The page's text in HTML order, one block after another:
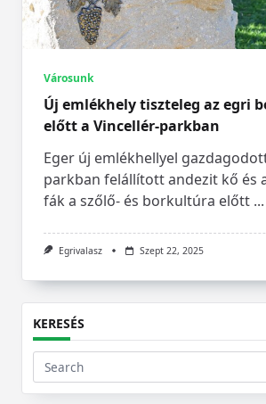
Városunk
Új emlékhely tiszteleg az egri
előtt a Vincellér-parkban
Eger új emlékhellyel
parkban felállított andezit kő és
fák a szőlő- és borkultúra előtt ...
Egrivalasz Szept 22, 2025
KERESÉS
Search
for: